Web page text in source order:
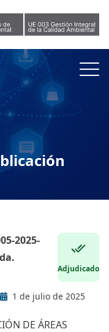
2025-
Adjudicado
1 de julio de 2025
DE ÁREAS